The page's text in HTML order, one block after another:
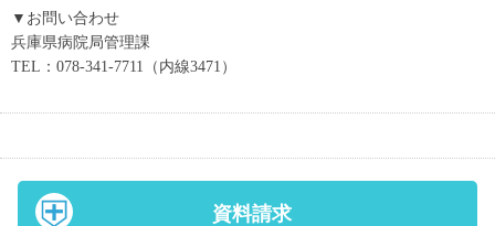
▼お問い合わせ
兵庫県病院局管理課
TEL：078-341-7711（内線3471）
資料請求